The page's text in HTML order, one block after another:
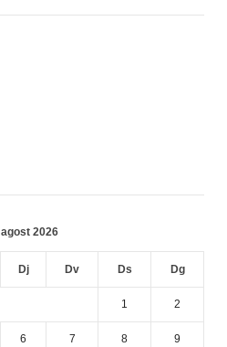
agost 2026
Dj Dv Ds Dg
1 2
6 7 8 9